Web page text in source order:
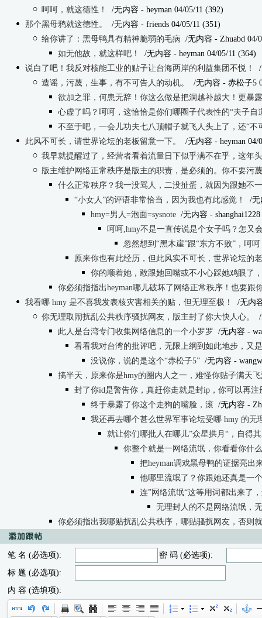
呵呵，就这德性！
/无内容 - heyman 04/05/11 (392)
那个黑母鸦就这德性。
/无内容 - friends 04/05/11 (351)
给你讲了：黑母鸭具有精神脆弱的毛病 /无内容 - Zhuabd 04/
如无他故，就这样吧！
/无内容 - heyman 04/05/11 (364)
说白了吧！我反对核能工业的贴子让台海两岸的利益集团不悦！
造谣，污蔑，生事，有不可告人的动机。
/无内容 - 赤松子5
欲加之罪，何患无辞！你这么做是把洞越补越大！更暴
心虚了吗？呵呵，这恰恰是你们哪圈子代表性的“夫子自
不至于吧，一会儿功夫七八顶帽子就飞人头上了，还“不
此风不可长，请世界论坛的老板留意一下。
/无内容 - heyman 04/
我早就提醒过了，经营者看着流量日下似乎满不在乎，这年头
版主维护网络正常秩序是版主的职责，是必须的。你不要污
什么正常秩序？我一没骂人，二没扯蛋，就因为跟她不
“小女人”的评语非常恰当，因为我也有此感觉！
/无
hmy=男人=泡面=sysnote /无内容 -
呵呵,hmy不是一直传说是个女子吗？怎又
忽然想到“黑木崖”跟“东方不败”，呵
原来你也有此经历，但此风实不可长，世界论坛的
你的顺着她，敢跟她回嘴或不小心踩她鸡眼了
你必须指指出heyman哪儿破坏了网络正常秩序！也要跟
我看哪 hmy 是不喜我发表核灾害相关的贴，但无理至极！
/无内
你无理取闹扰乱公共秩序骚扰网友，版主封了你大快人心。
此人是台湾专门收集网络信息的一个小罗罗 /无内容 -
看看我对台湾的批评吧，无限上纲到如此地步，又
没说你，说的是这个“赤松子5” /无内容 -
搞半天，原来你是hmy的圈内人之一，难怪你贴子满天
封了你id是警告你，真赶你走就是封ip，你可以再注
终于暴露了你这个走狗的嘴脸，滚 /无内容 -
我还再去哪个甚么世界军事论坛受哪 hmy 的无
就让你们哪批人在哪儿”众星拱月“，自得
你整个就是一网络流氓，你看看你什
把heyman调戏黑母鸭的证据亮出
他哪里流氓了？你跟她还真是一
连”网络流氓“这等用词都出来了
无理封人的不是网络流氓，无
你必须指出我哪贴扰乱公共秩序，哪贴骚扰网友，否则
笔 名 (必选项):
密 码 (必选项):
标 题 (必选项):
内 容 (选填项):